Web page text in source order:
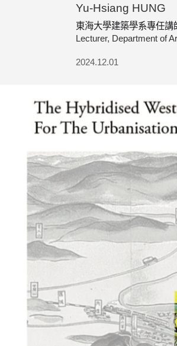
Yu-Hsiang HUNG
東海大學建築學系專任
Lecturer, Department of
2024.12.01